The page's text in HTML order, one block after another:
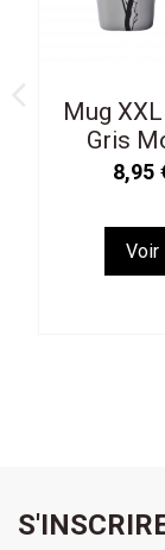
Mug
Gris
8,95
Voir